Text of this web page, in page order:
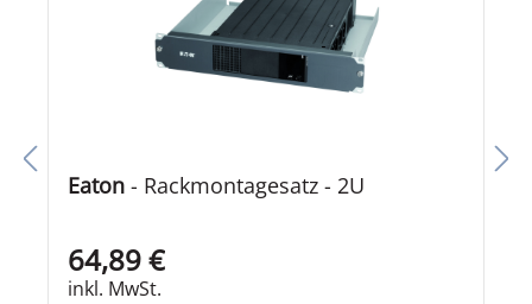
Eaton - Rackmontagesatz - 2U
64,89 €
inkl. MwSt.